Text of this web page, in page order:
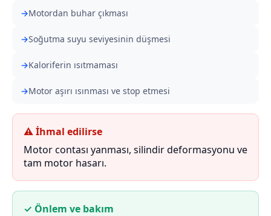
Motordan buhar çıkması
Soğutma suyu seviyesinin düşmesi
Kaloriferin ısıtmaması
Motor aşırı ısınması ve stop etmesi
⚠ İhmal edilirse
Motor contası yanması, silindir deformasyonu ve
tam motor hasarı.
✓ Önlem ve bakım